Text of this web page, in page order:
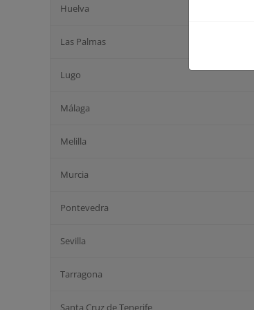
Huelva
Las Palmas
Lugo
Málaga
Melilla
Murcia
Pontevedra
Sevilla
Tarragona
Santa Cruz de Tenerife